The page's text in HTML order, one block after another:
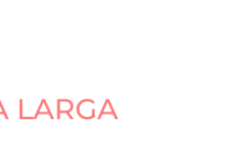
LARGA